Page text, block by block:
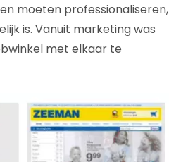
moeten professionaliseren,
is. Vanuit marketing was
met elkaar te